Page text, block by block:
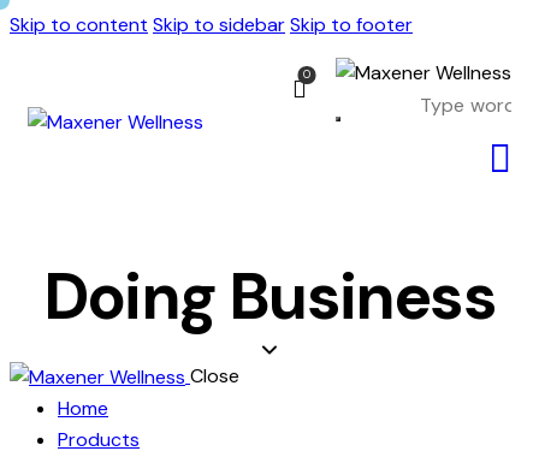
Skip to content Skip to sidebarSkip to footer
0
Doing Business
Close
Home
Products